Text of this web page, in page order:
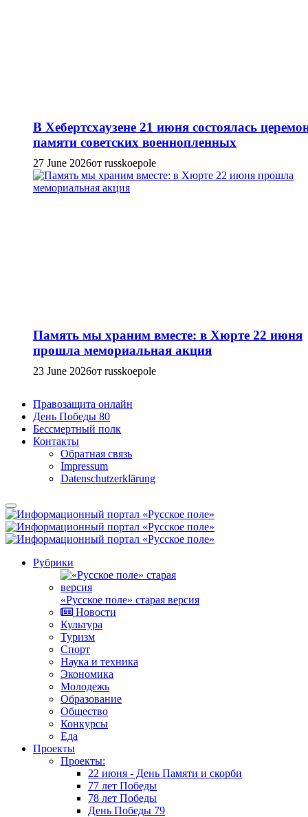
В Хебертсхаузене 21 июня состоялась
памяти советских военнопленных
27 June 2026от russkoepole
Память мы храним вместе: в Хюрте 22 июня
прошла мемориальная акция
23 June 2026от russkoepole
Правозащита онлайн
День Победы 80
Бессмертный полк
Контакты
Обратная связь
Impressum
Datenschutzerklärung
Рубрики
«Русское поле» старая версия
Новости
Культура
Туризм
Спорт
Наука и техника
Экономика
Молодежь
Образование
Общество
Конкурсы
Еда
Проекты
Проекты:
22 июня - День Памяти и скорби
77 лет Победы
78 лет Победы
День Победы 79